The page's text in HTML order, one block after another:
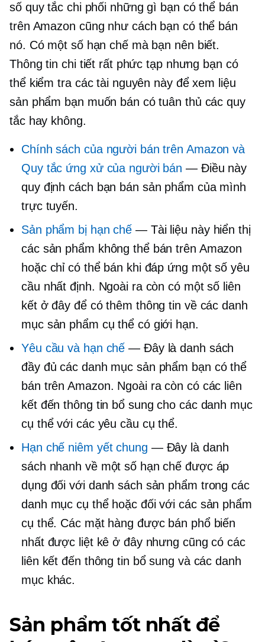
số quy tắc chi phối những gì bạn có thể bán
trên Amazon cũng như cách bạn có thể bán
nó. Có một số hạn chế mà bạn nên biết.
Thông tin chi tiết rất phức tạp nhưng bạn có
thể kiểm tra các tài nguyên này để xem liệu
sản phẩm bạn muốn bán có tuân thủ các quy
tắc hay không.
Chính sách của người bán trên Amazon và
Quy tắc ứng xử của người bán — Điều này
quy định cách bạn bán sản phẩm của mình
trực tuyến.
Sản phẩm bị hạn chế — Tài liệu này hiển thị
các sản phẩm không thể bán trên Amazon
hoặc chỉ có thể bán khi đáp ứng một số yêu
cầu nhất định. Ngoài ra còn có một số liên
kết ở đây để có thêm thông tin về các danh
mục sản phẩm cụ thể có giới hạn.
Yêu cầu và hạn chế — Đây là danh sách
đầy đủ các danh mục sản phẩm bạn có thể
bán trên Amazon. Ngoài ra còn có các liên
kết đến thông tin bổ sung cho các danh mục
cụ thể với các yêu cầu cụ thể.
Hạn chế niêm yết chung — Đây là danh
sách nhanh về một số hạn chế được áp
dụng đối với danh sách sản phẩm trong các
danh mục cụ thể hoặc đối với các sản phẩm
cụ thể. Các mặt hàng được bán phổ biến
nhất được liệt kê ở đây nhưng cũng có các
liên kết đến thông tin bổ sung và các danh
mục khác.
Sản phẩm tốt nhất để